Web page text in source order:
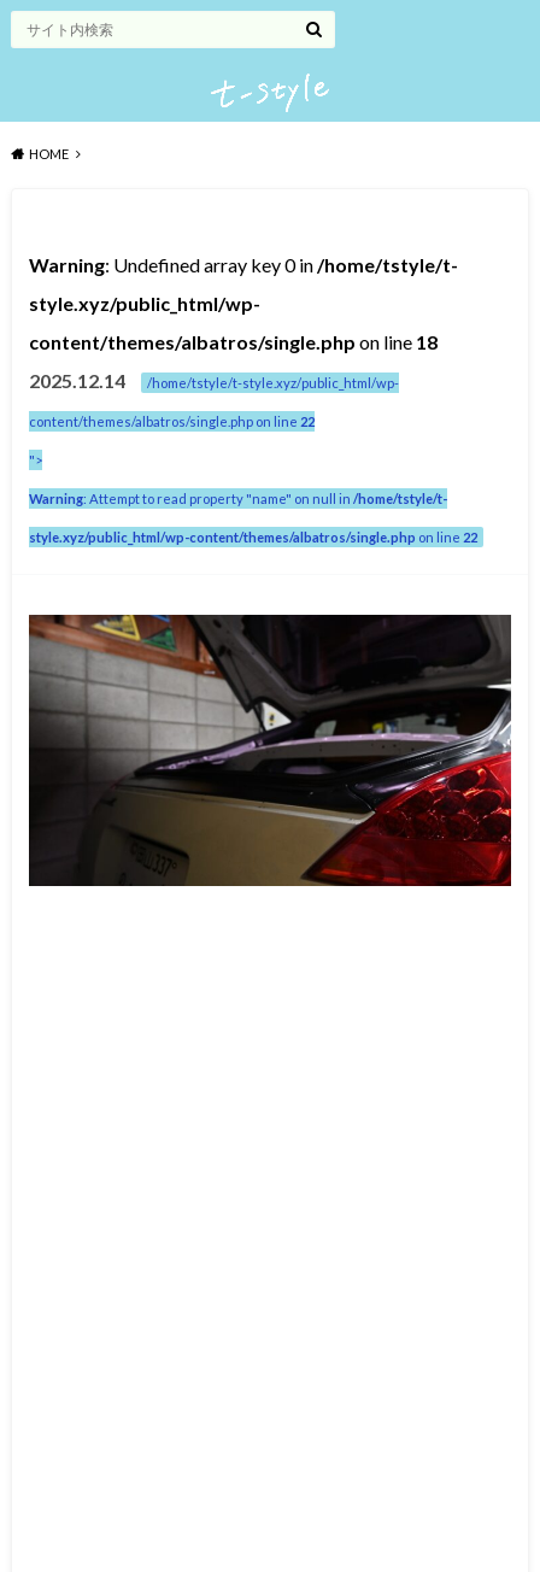
HOME
Warning: Undefined array key 0 in/home/tstyle/t-
style.xyz/public_html/wp-
content/themes/albatros/single.php on line 18
2025.12.14
/home/tstyle/t-style.xyz/public_html/wp-
content/themes/albatros/single.php on line 22
">
Warning: Attempt to read property "name" on null in/home/tstyle/t-
style.xyz/public_html/wp-content/themes/albatros/single.php on line 22